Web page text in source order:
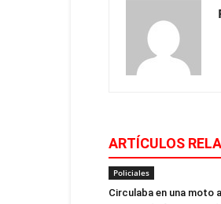
ARTÍCULOS
Policiales
Circulaba en una moto